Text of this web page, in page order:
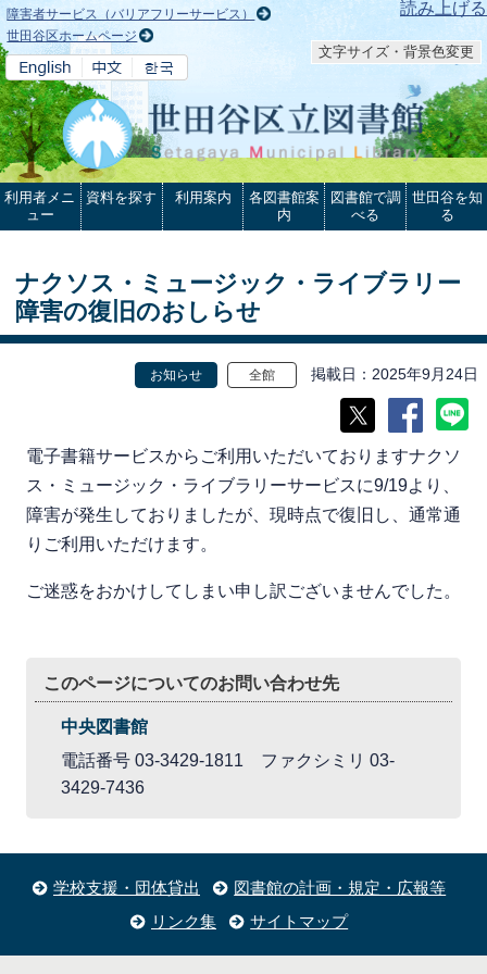
本文へ 読み上げる
障害者サービス（バリアフリーサービス）
世田谷区ホームページ
文字サイズ・背景色変更
利用者メニ
ュー
資料を探す 利用案内
各図書館案
内
図書館で調
べる
世田谷を知
る
ナクソス・ミュージック・ライブラリー
障害の復旧のおしらせ
お知らせ 全館 掲載日 2025年9月24日
電子書籍サービスからご利用いただいておりますナクソ
ス・ミュージック・ライブラリーサービスに9/19より、
障害が発生しておりましたが、現時点で復旧し、通常通
りご利用いただけます。
ご迷惑をおかけしてしまい申し訳ございませんでした。
このページについてのお問い合わせ先
中央図書館
電話番号 03-3429-1811 ファクシミリ 03-
3429-7436
学校支援・団体貸出
図書館の計画・規定・広報等
リンク集
サイトマップ